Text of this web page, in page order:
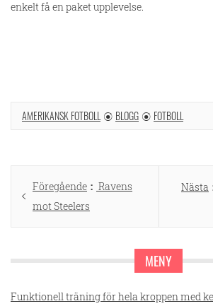
enkelt få en paket upplevelse.
AMERIKANSK FOTBOLL BLOGG FOTBOLL
Inläggsnavigering
Föregående
Föregående
Ravens
mot Steelers
Nästa
MENY
Funktionell träning för hela kroppen med